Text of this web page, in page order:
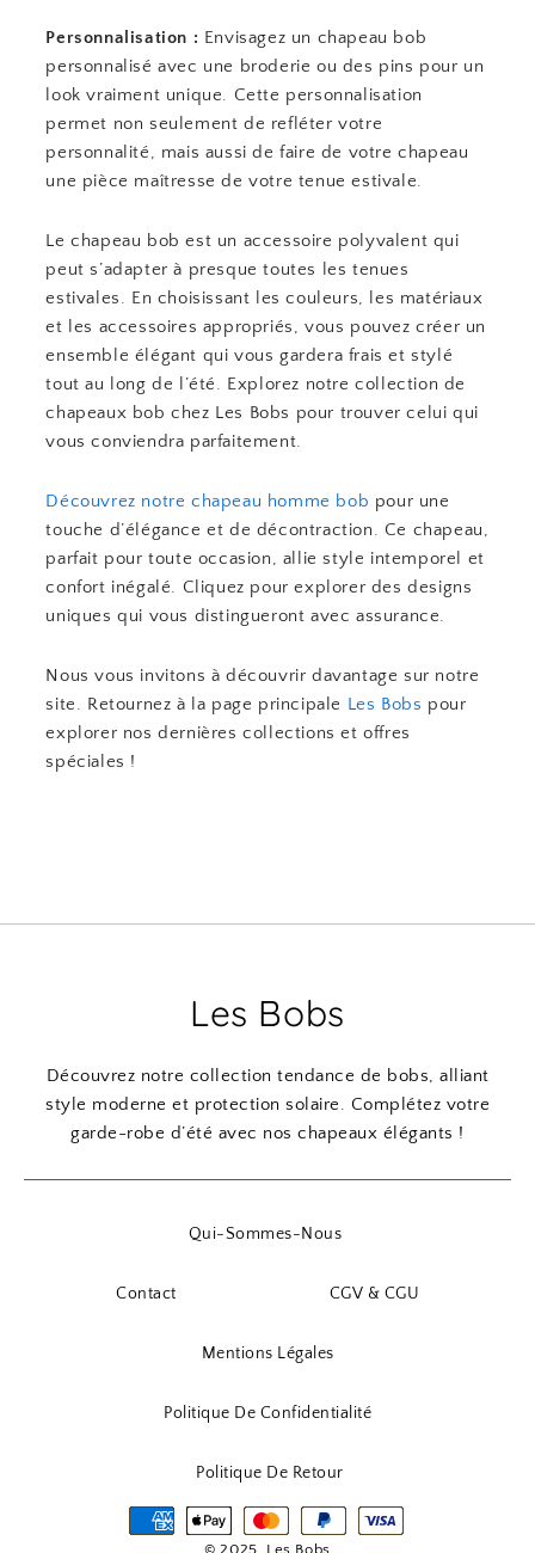
Personnalisation : Envisagez un chapeau bob
personnalisé avec une broderie ou des pins pour un
look vraiment unique. Cette personnalisation
permet non seulement de refléter votre
personnalité, mais aussi de faire de votre chapeau
une pièce maîtresse de votre tenue estivale.
Le chapeau bob est un accessoire polyvalent qui
peut s’adapter à presque toutes les tenues
estivales. En choisissant les couleurs, les matériaux
et les accessoires appropriés, vous pouvez créer un
ensemble élégant qui vous gardera frais et stylé
tout au long de l’été. Explorez notre collection de
chapeaux bob chez Les Bobs pour trouver celui qui
vous conviendra parfaitement.
Découvrez notre chapeau homme bob pour une
touche d’élégance et de décontraction. Ce chapeau,
parfait pour toute occasion, allie style intemporel et
confort inégalé. Cliquez pour explorer des designs
uniques qui vous distingueront avec assurance.
Nous vous invitons à découvrir davantage sur notre
site. Retournez à la page principale Les Bobs pour
explorer nos dernières collections et offres
spéciales !
Les Bobs
Découvrez notre collection tendance de bobs, alliant
style moderne et protection solaire. Complétez votre
garde-robe d’été avec nos chapeaux élégants !
Qui-Sommes-Nous
Contact CGV & CGU
Mentions Légales
Politique De Confidentialité
Politique De Retour
© 2025, Les Bobs